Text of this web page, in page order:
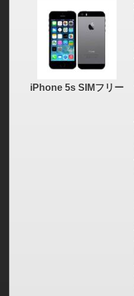
iPhone 5s SIMフリー